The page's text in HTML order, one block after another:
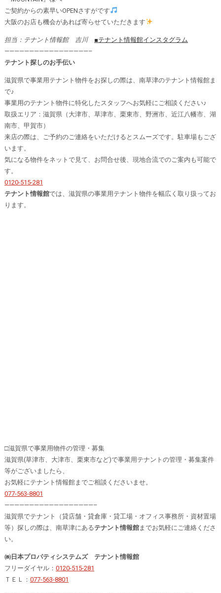
ご契約からの素早いOPENさすがです
大阪のお店も機会があれば寄らせていただきます
担当：テナント情報館 吉川 ■テナント情報館インスタグラム
—————————————————–
テナント探しのお手伝い
滋賀県で事業用テナント物件をお探しの際は、南草津のテナント情報館ま
で♪
事業用のテナント物件に特化したスタッフへお気軽にご相談ください♪
取扱エリア：滋賀県（大津市、草津市、栗東市、野洲市、近江八幡市、湖
南市、甲賀市）
来店の際は、ご予約のご連絡をいただけるとスムーズです。駐車場もござ
います。
気になる物件をネットで見て、お問合せ後、現地合流でのご案内も可能で
す。
0120-515-281
テナント情報館では、滋賀県の事業用テナント物件を幅広く取り扱ってお
ります。
□滋賀県で事業用物件の管理・募集
滋賀県(草津市、大津市、栗東市など)で事業用テナントの管理・募集案件
等がございましたら、
お気軽にテナント情報館までご相談くださいませ。
077-563-8801
——————————————————–
滋賀県でテナント（貸店舗・貸倉庫・貸工場・オフィス事務所・資材置場
等）探しの際は、南草津にあるテナント情報館までお気軽にご連絡くださ
い。
㈱日本プロパティシステムズ テナント情報館
フリーダイヤル： 0120-515-281
ＴＥＬ： 077-563-8801